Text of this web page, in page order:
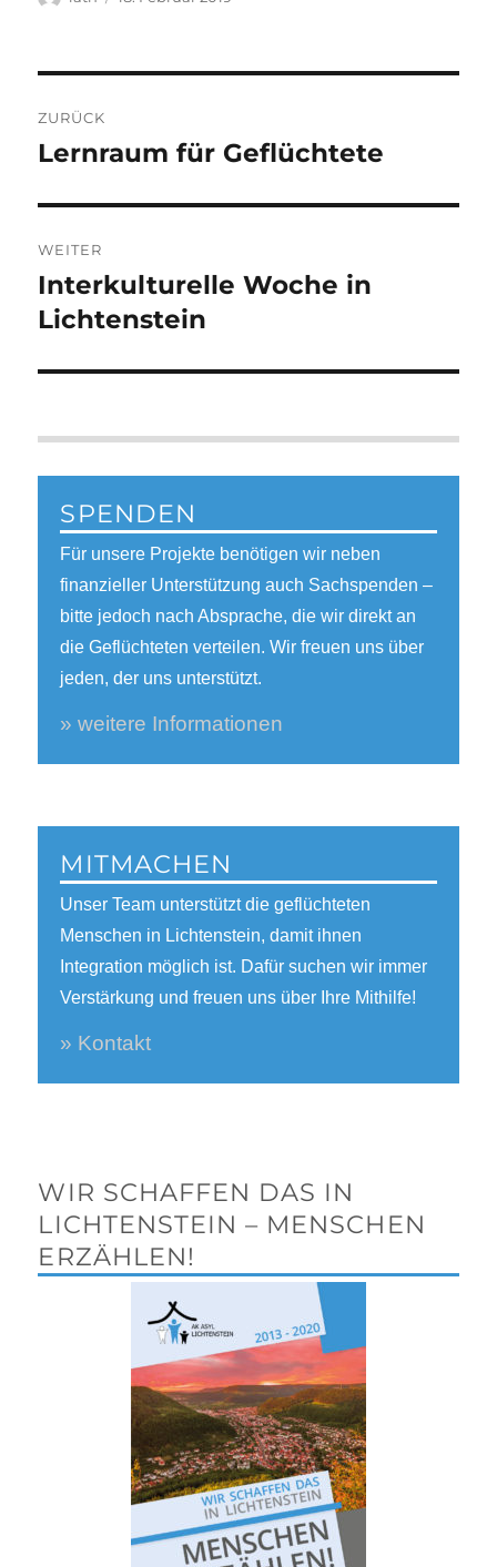
ZURÜCK
Vorheriger
Lernraum für Geflüchtete
WEITER
Nächster
Beitrag:
Interkulturelle Woche in
Lichtenstein
SPENDEN
Für unsere Projekte benötigen wir neben
finanzieller Unterstützung auch Sachspenden –
bitte jedoch nach Absprache, die wir direkt an
die Geflüchteten verteilen. Wir freuen uns über
jeden, der uns unterstützt.
» weitere Informationen
MITMACHEN
Unser Team unterstützt die geflüchteten
Menschen in Lichtenstein, damit ihnen
Integration möglich ist. Dafür suchen wir immer
Verstärkung und freuen uns über Ihre Mithilfe!
» Kontakt
WIR SCHAFFEN DAS IN
LICHTENSTEIN – MENSCHEN
ERZÄHLEN!